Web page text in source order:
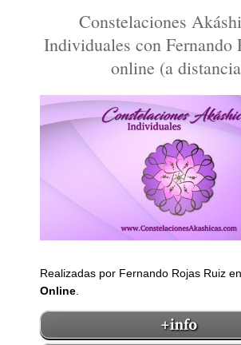
Constelaciones
Individuales con Fernando
online (a
Realizadas por Fernando Rojas Ruiz
Online.